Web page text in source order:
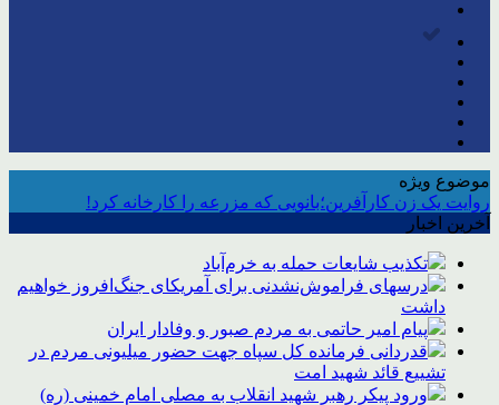
موضوع ویژه
روایت یک زن کارآفرین؛بانویی که مزرعه را کارخانه کرد!
آخرین اخبار
تکذیب شایعات حمله به خرم‌آباد
درسهای فراموش‌نشدنی برای آمریکای جنگ‌افروز خواهیم
داشت
پیام امیر حاتمی به مردم صبور و وفادار ایران
قدردانی فرمانده کل سپاه جهت حضور میلیونی مردم در
تشییع قائد شهید امت
ورود پیکر رهبر شهید انقلاب به مصلی امام خمینی (ره)